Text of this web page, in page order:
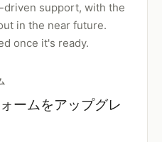
driven support, with the
in the near future.
once it's ready.
ームをアップグレ